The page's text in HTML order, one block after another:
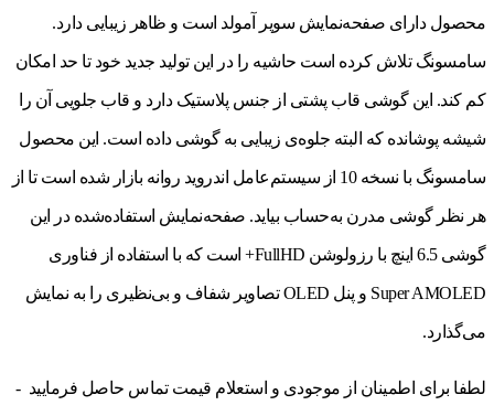
محصول دارای صفحه‌نمایش سوپر آمولد است و ظاهر زیبایی دارد.
سامسونگ تلاش کرده است حاشیه را در این تولید جدید خود تا حد امکان
کم کند. این گوشی قاب پشتی از جنس پلاستیک دارد و قاب جلویی آن را
شیشه پوشانده که البته جلوه‌ی زیبایی به گوشی داده است. این محصول
سامسونگ با نسخه 10 از سیستم‌عامل اندروید روانه بازار شده است تا از
هر نظر گوشی مدرن به‌حساب بیاید. صفحه‌نمایش استفاده‌شده در این
گوشی 6.5 اینچ با رزولوشن FullHD+ است که با استفاده از فناوری
Super AMOLED و پنل OLED تصاویر شفاف و بی‌نظیری را به نمایش
می‌گذارد.
لطفا برای اطمینان از موجودی و استعلام قیمت تماس حاصل فرمایید -